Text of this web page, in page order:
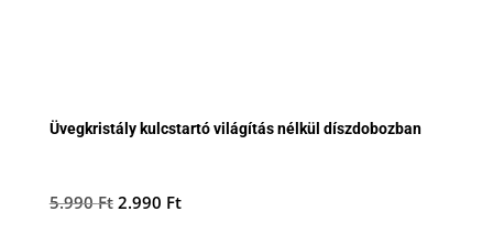
Üvegkristály kulcstartó világítás nélkül díszdobozban
5.990Ft Original
2.990 FtCurrent